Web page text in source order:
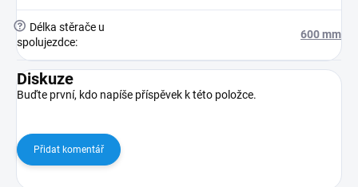
?
Délka stěrače u
spolujezdce:
600 mm
Diskuze
Buďte první, kdo napíše příspěvek k této položce.
Přidat komentář